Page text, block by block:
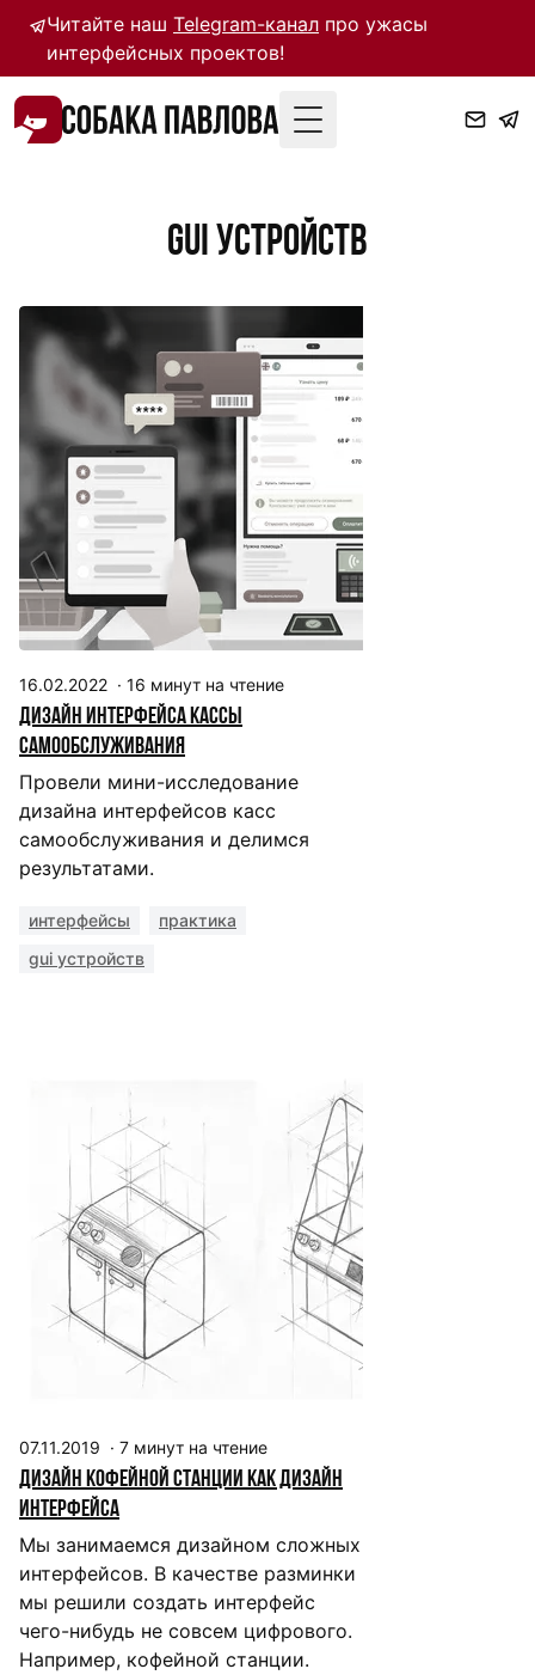
Читайте нашTelegram-канал про ужасы
интерфейсных проектов!
Toggle Menu
GUI устройств
16.02.2022 · 16 минут на чтение
Дизайн интерфейса кассы
самообслуживания
Провели мини-исследование
дизайна интерфейсов касс
самообслуживания и делимся
результатами.
интерфейсы
практика
gui устройств
07.11.2019 · 7 минут на чтение
Дизайн кофейной станции как дизайн
интерфейса
Мы занимаемся дизайном сложных
интерфейсов. В качестве разминки
мы решили создать интерфейс
чего-нибудь не совсем цифрового.
Например, кофейной станции.